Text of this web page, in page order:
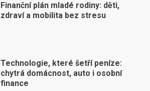
Finanční plán mladé rodiny: děti,
zdraví a mobilita bez stresu
Technologie, které šetří peníze:
chytrá domácnost, auto i osobní
finance